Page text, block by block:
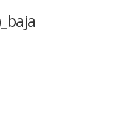
DE EMPRESAS INCLUSIVAS